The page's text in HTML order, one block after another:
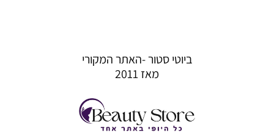
ביוטי סטור -האתר המקורי
מאז 2011